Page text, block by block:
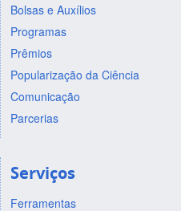
Bolsas e Auxílios
Programas
Prêmios
Popularização da Ciência
Comunicação
Parcerias
Serviços
Ferramentas